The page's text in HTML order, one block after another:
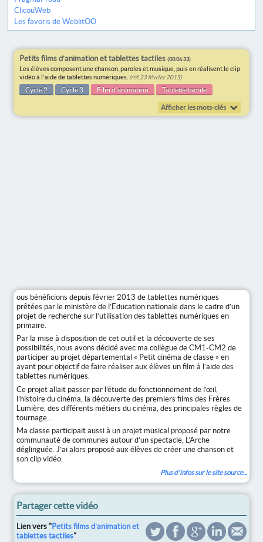
ClicouWeb
Les favoris de WeblitOO
Petits films d’animation et tablettes tactiles(00:06:33)
Les élèves composent une chanson, paroles et musique, puis en réalisent le clip
vidéo à l'aide de tablettes numériques. (réf. 23 février 2015)
Cycle 2 Cycle 3 Film d’animation Tablette tactile
Afficher les mots-clés
ous bénéficions depuis février 2013 de tablettes numériques
prêtées par le ministère de l’Education nationale dans le cadre d’un
projet de recherche sur l’utilisation des tablettes numériques en
primaire.
Par la mise à disposition de cet outil et la découverte de ses
possibilités, nous avons décidé avec ma collègue de CM1-CM2 de
participer au projet départemental « Petit cinéma de classe » en
ayant pour objectif de faire réaliser aux élèves un film à l’aide des
tablettes numériques.
Ce projet allait passer par l’étude du fonctionnement de l’œil,
l’histoire du cinéma, la découverte des premiers films des Frères
Lumière, des différents métiers du cinéma, des principales règles de
tournage…
Ma classe participait aussi à un projet musical proposé par notre
communauté de communes autour d’un spectacle, L’Arche
déglinguée. J’ai alors proposé aux élèves de créer une chanson et
son clip vidéo.
Plus d'infos sur le site source...
Partager cette vidéo
Lien vers " Petits films d’animation et
tablettes tactiles"